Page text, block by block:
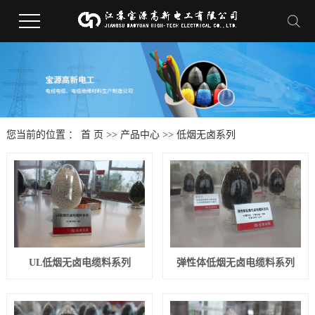
您当前的位置 ： 首 页 >> 产品中心>> 低烟无卤系列
UL低烟无卤电缆料系列 弹性体低烟无卤电缆料系列